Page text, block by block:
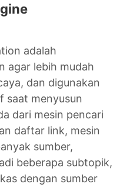
adalah
agar lebih mudah
dan digunakan
saat menyusun
dari mesin pencari
daftar link, mesin
sumber,
beberapa subtopik,
dengan sumber